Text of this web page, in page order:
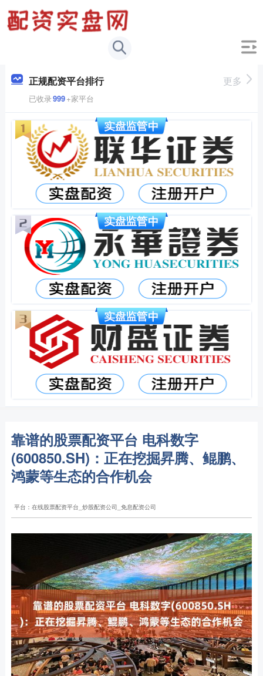
正规配资平台排行
已收录999+家平台
更多
靠谱的股票配资平台 电科数字
(600850.SH)：正在挖掘昇腾、鲲鹏、
鸿蒙等生态的合作机会
平台：在线股票配资平台_炒股配资公司_免息配资公司